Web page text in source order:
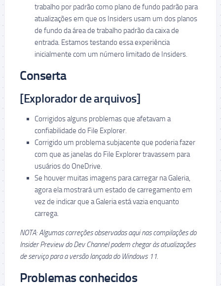
trabalho por padrão como plano de fundo padrão para
atualizações em que os Insiders usam um dos planos
de fundo da área de trabalho padrão da caixa de
entrada. Estamos testando essa experiência
inicialmente com um número limitado de Insiders.
Conserta
[Explorador de arquivos]
Corrigidos alguns problemas que afetavam a
confiabilidade do File Explorer.
Corrigido um problema subjacente que poderia fazer
com que as janelas do File Explorer travassem para
usuários do OneDrive.
Se houver muitas imagens para carregar na Galeria,
agora ela mostrará um estado de carregamento em
vez de indicar que a Galeria está vazia enquanto
carrega.
NOTA: Algumas correções observadas aqui nas compilações do
Insider Preview do Dev Channel podem chegar às atualizações
de serviço para a versão lançada do Windows 11.
Problemas conhecidos